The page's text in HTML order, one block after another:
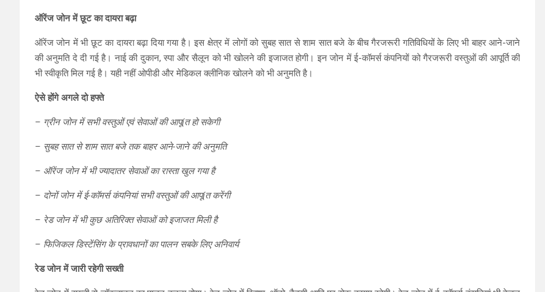
ऑरेंज जोन में छूट का दायरा बढ़ा
ऑरेंज जोन में भी छूट का दायरा बढ़ा दिया गया है। इस क्षेत्र में लोगों को सुबह सात से शाम सात बजे के बीच गैरजरूरी गतिविधियों के लिए भी बाहर आने-जाने
की अनुमति दे दी गई है। नाई की दुकान, स्पा और सैलून को भी खोलने की इजाजत होगी। इन जोन में ई-कॉमर्स कंपनियों को गैरजरूरी वस्तुओं की आपूर्ति की
भी स्वीकृति मिल गई है। यही नहीं ओपीडी और मेडिकल क्लीनिक खोलने को भी अनुमति है।
ऐसे होंगे अगले दो हफ्ते
– ग्रीन जोन में सभी वस्तुओं एवं सेवाओं की आपूíत हो सकेगी
– सुबह सात से शाम सात बजे तक बाहर आने-जाने की अनुमति
– ऑरेंज जोन में भी ज्यादातर सेवाओं का रास्ता खुल गया है
– दोनों जोन में ई-कॉमर्स कंपनियां सभी वस्तुओं की आपूíत करेंगी
– रेड जोन में भी कुछ अतिरिक्त सेवाओं को इजाजत मिली है
– फिजिकल डिस्टेंसिंग के प्रावधानों का पालन सबके लिए अनिवार्य
रेड जोन में जारी रहेगी सख्‍ती